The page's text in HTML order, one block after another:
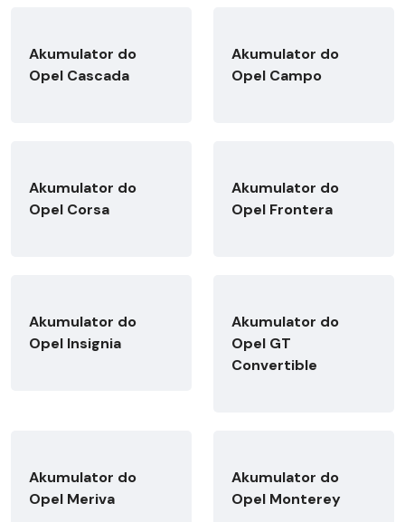
Akumulator do
Opel Cascada
Akumulator do
Opel Campo
Akumulator do
Opel Corsa
Akumulator do
Opel Frontera
Akumulator do
Opel Insignia
Akumulator do
Opel GT
Convertible
Akumulator do
Opel Meriva
Akumulator do
Opel Monterey